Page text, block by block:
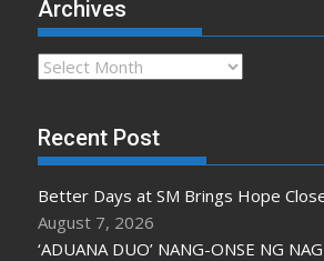
Archives
Archives
Recent Post
Better Days at SM Brings Hope
August 7, 2026
‘ADUANA DUO’ NANG-ONSE NG